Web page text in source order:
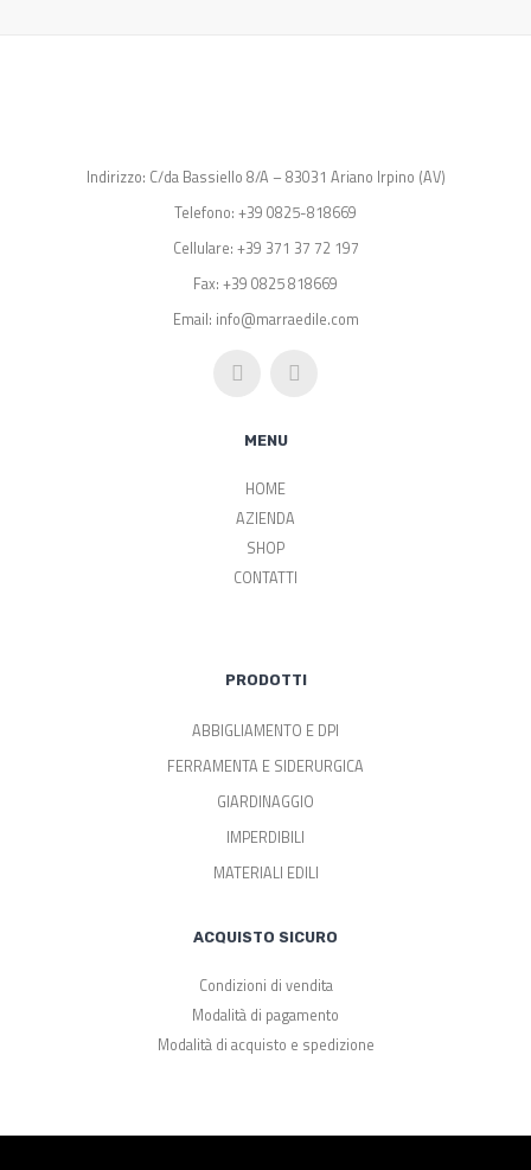
Indirizzo: C/da Bassiello 8/A – 83031 Ariano Irpino (AV)
Telefono: +39 0825-818669
Cellulare: +39 371 37 72 197
Fax: +39 0825 818669
Email: info@marraedile.com
MENU
HOME
AZIENDA
SHOP
CONTATTI
PRODOTTI
ABBIGLIAMENTO E DPI
FERRAMENTA E SIDERURGICA
GIARDINAGGIO
IMPERDIBILI
MATERIALI EDILI
ACQUISTO SICURO
Condizioni di vendita
Modalità di pagamento
Modalità di acquisto e spedizione